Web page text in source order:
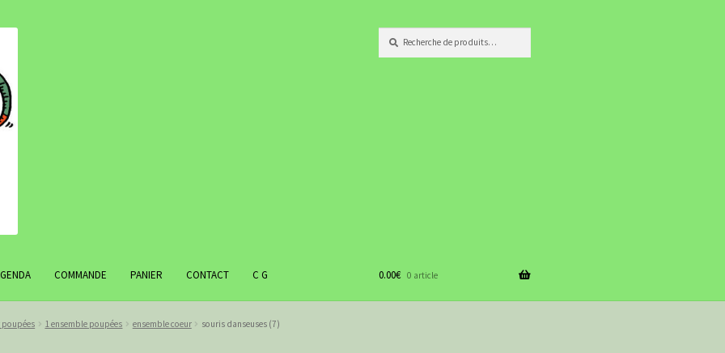
pour :
COMMANDE PANIER CONTACT C G 0.00€ 0 article
poupées 1 ensemble poupées ensemble coeur souris danseuses (7)